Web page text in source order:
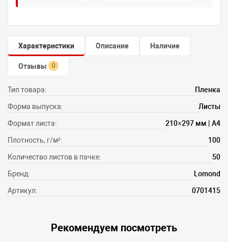
Характеристики Описание Наличие
Отзывы 0
Тип товара: Пленка
Форма выпуска: Листы
Формат листа: 210×297 мм | A4
Плотность, г/м²: 100
Количество листов в пачке: 50
Бренд: Lomond
Артикул: 0701415
Рекомендуем посмотреть